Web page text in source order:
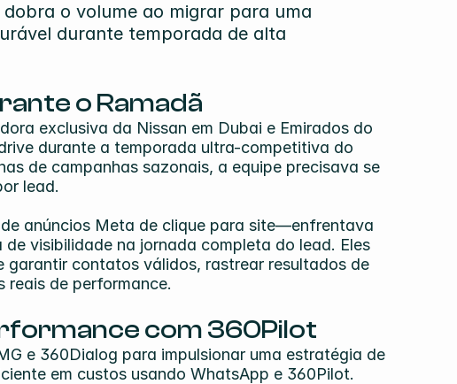
o volume ao migrar para uma
durante temporada de alta
o Ramadã
exclusiva da Nissan em Dubai e Emirados do
durante a temporada ultra-competitiva do
de campanhas sazonais, a equipe precisava se
lead.
anúncios Meta de clique para site—enfrentava
visibilidade na jornada completa do lead. Eles
garantir contatos válidos, rastrear resultados de
reais de performance.
com 360Pilot
e 360Dialog para impulsionar uma estratégia de
em custos usando WhatsApp e 360Pilot.